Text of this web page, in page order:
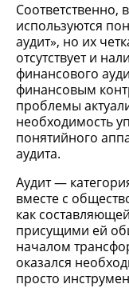
Соответственно,
используются
аудит», но их
отсутствует и
финансового
финансовым
проблемы
необходимость
понятийного
аудита.
Аудит —
вместе с
как
присущими ей
началом
оказался
просто